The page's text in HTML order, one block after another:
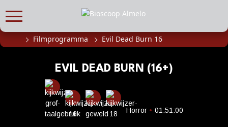
FILMPROGRAMMA
Kinderfeestjes
Privébioscoop of zaalhuur
Filmprogramma Evil Dead Burn 16
EVIL DEAD BURN (16+)
Horror • 01:51:00